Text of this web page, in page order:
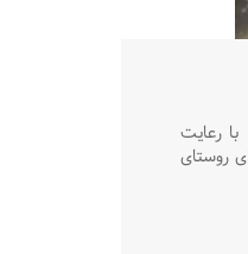
با رعایت
روستای